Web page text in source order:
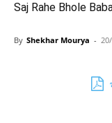
Saj Rahe Bhole
By Shekhar Mourya -